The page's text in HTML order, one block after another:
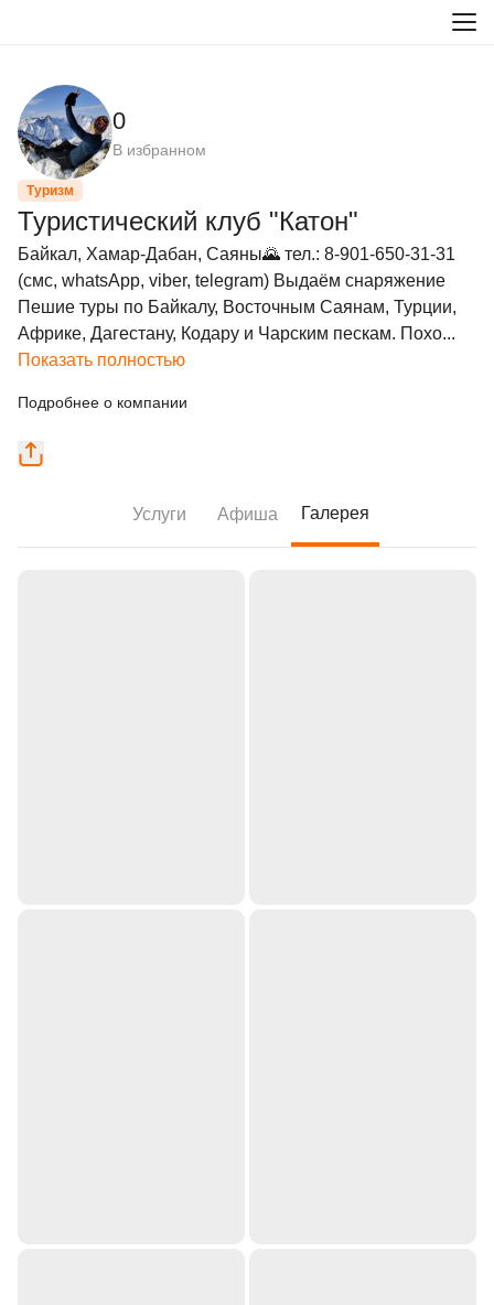
0
В избранном
Туризм
Туристический клуб "Катон"
Байкал, Хамар-Дабан, Саяны🌄 тел.: 8-901-650-31-31
(смс, whatsApp, viber, telegram) Выдаём снаряжение
Пешие туры по Байкалу, Восточным Саянам, Турции,
Африке, Дагестану, Кодару и Чарским пескам. Похо...
Показать полностью
Подробнее о компании
Услуги Афиша Галерея